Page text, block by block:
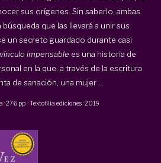
sus orígenes. Sin saberlo, ambas
que las llevará a unir sus
un secreto guardado durante casi
impensable es una historia de
en la que, a través de la escritura
de sanación, una mujer ...
·276 pp ·Textofilia ediciones·2019